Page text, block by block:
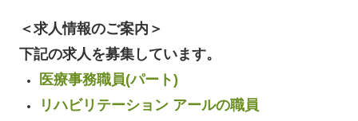
＜求人情報のご案内＞
下記の求人を募集しています。
医療事務職員(パート)
リハビリテーション アールの職員